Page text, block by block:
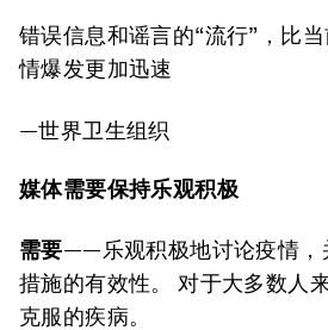
错误信息和谣言的“流行”，比
情爆发更加迅速
—世界卫生组织
媒体需要保持乐观积极
需要——乐观积极地讨论疫情，
措施的有效性。 对于大多数人
克服的疾病。